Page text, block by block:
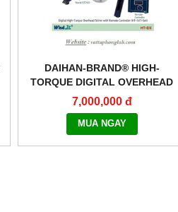
DAIHAN-BRAND® HIGH-
TORQUE DIGITAL OVERHEAD
STIRRER, “HT-T”
7,000,000 đ
MUA NGAY